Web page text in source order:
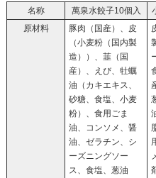
名称 萬泉水餃子10個入
原材料
豚肉（国産）、皮
（小麦粉（国内製
造））、韮（国
産）、えび、牡蠣
油（カキエキス、
砂糖、食塩、小麦
粉）、食用ごま
油、コンソメ、醤
油、ゼラチン、シ
ーズニングソー
ス、食塩、葱油